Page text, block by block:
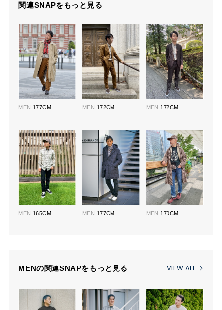
関連SNAPをもっと見る
MEN 177CM MEN 172CM MEN 172CM
MEN 165CM MEN 177CM MEN 170CM
MENの関連SNAPをもっと見る VIEW ALL